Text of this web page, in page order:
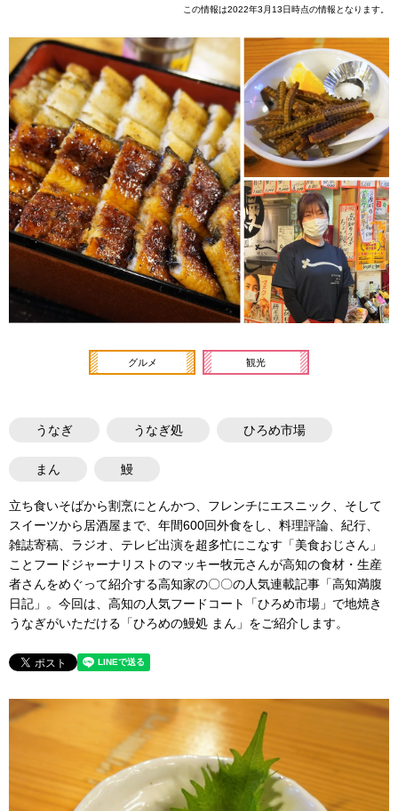
この情報は2022年3月13日時点の情報となります。
グルメ 観光
うなぎ うなぎ処 ひろめ市場
まん 鰻
立ち食いそばから割烹にとんかつ、フレンチにエスニック、そして
スイーツから居酒屋まで、年間600回外食をし、料理評論、紀行、
雑誌寄稿、ラジオ、テレビ出演を超多忙にこなす「美食おじさん」
ことフードジャーナリストのマッキー牧元さんが高知の食材・生産
者さんをめぐって紹介する高知家の〇〇の人気連載記事「高知満腹
日記」。今回は、高知の人気フードコート「ひろめ市場」で地焼き
うなぎがいただける「ひろめの鰻処 まん」をご紹介します。